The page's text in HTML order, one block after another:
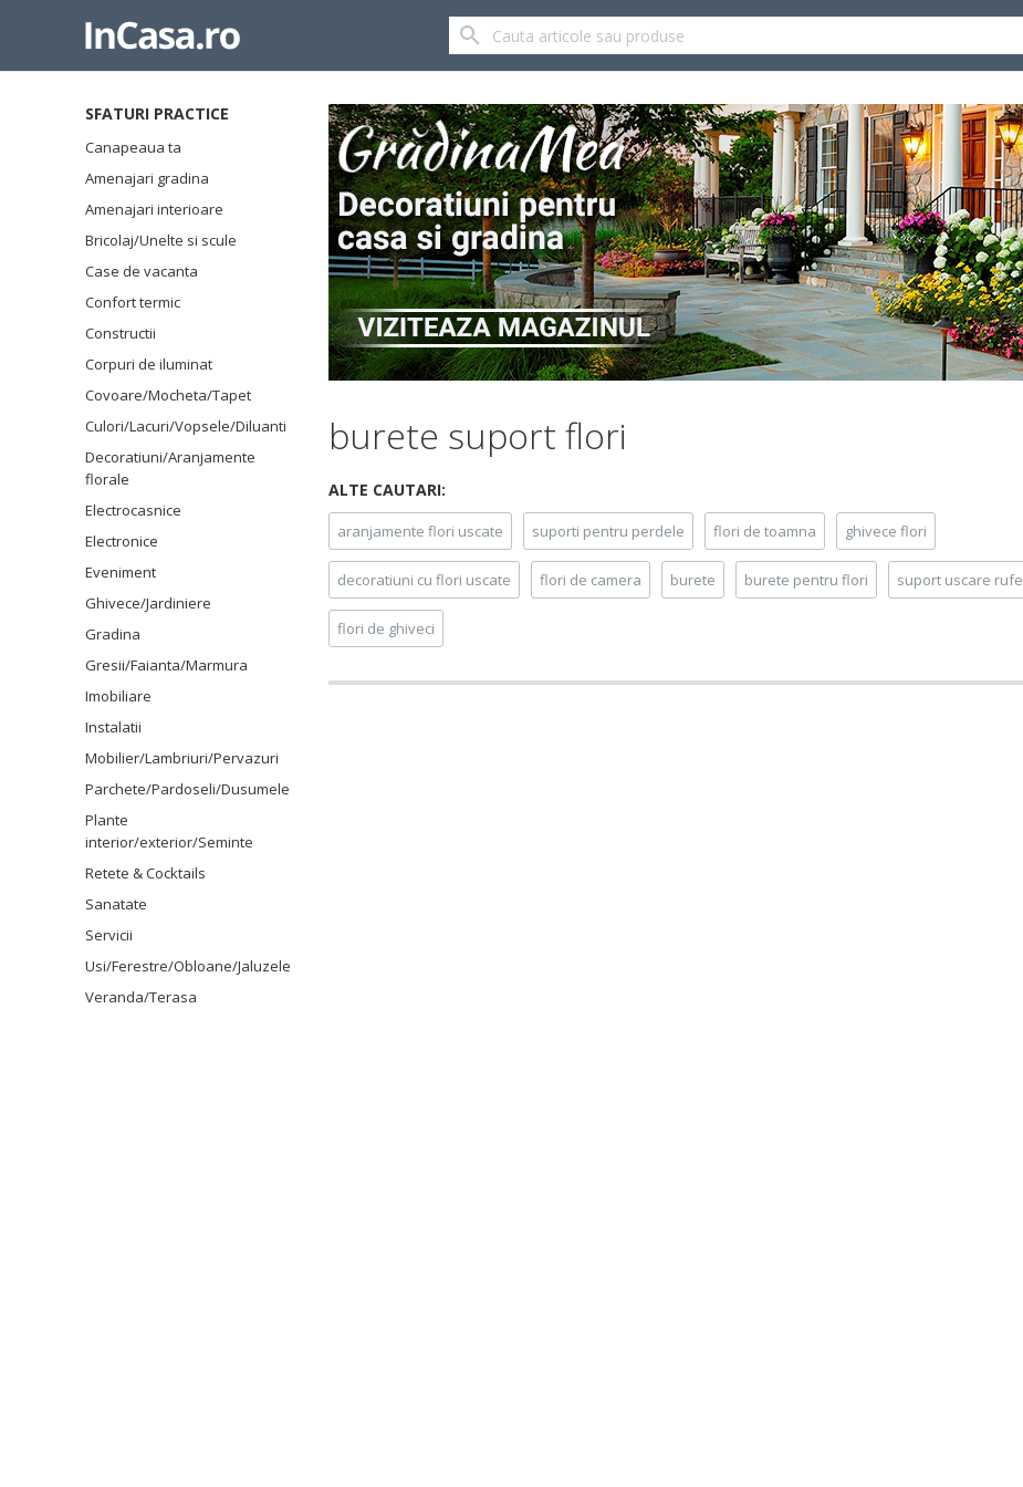
SFATURI PRACTICE
Canapeaua ta
Amenajari gradina
Amenajari interioare
Bricolaj/Unelte si scule
Case de vacanta
Confort termic
Constructii
Corpuri de iluminat
Covoare/Mocheta/Tapet
Culori/Lacuri/Vopsele/Diluanti
Decoratiuni/Aranjamente
florale
Electrocasnice
Electronice
Eveniment
Ghivece/Jardiniere
Gradina
Gresii/Faianta/Marmura
Imobiliare
Instalatii
Mobilier/Lambriuri/Pervazuri
Parchete/Pardoseli/Dusumele
Plante
interior/exterior/Seminte
Retete & Cocktails
Sanatate
Servicii
Usi/Ferestre/Obloane/Jaluzele
Veranda/Terasa
burete suport flori
ALTE CAUTARI:
aranjamente flori uscate suporti pentru perdele flori de toamna ghivece flori
decoratiuni cu flori uscate flori de camera burete burete pentru flori suport uscare rufe
flori de ghiveci